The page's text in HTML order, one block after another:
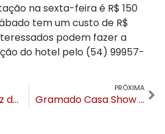
na sexta-feira é R$ 150
tem um custo de R$
podem fazer a
do hotel pelo (54) 99957-
Novidade: Natal Luz de Gramado abre venda de ingressos com desconto para grupos turísticos
PRÓXIMA
Gramado Casa Show inicia sexta e segue até 9 de julho